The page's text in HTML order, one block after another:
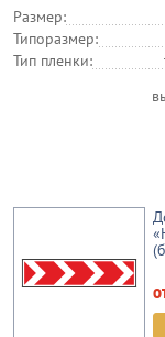
Размер:
Типоразмер:
Тип пленки: